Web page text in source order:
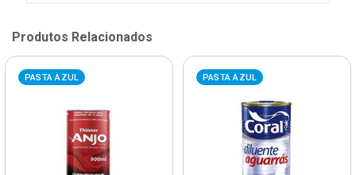
Produtos Relacionados
PASTA AZUL PASTA AZUL